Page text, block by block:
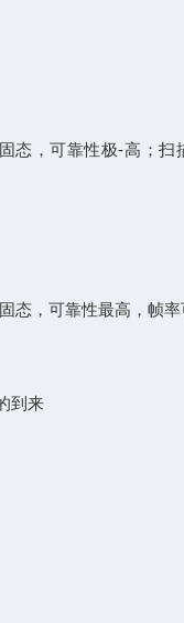
，可靠性极-高；
，可靠性最高，帧